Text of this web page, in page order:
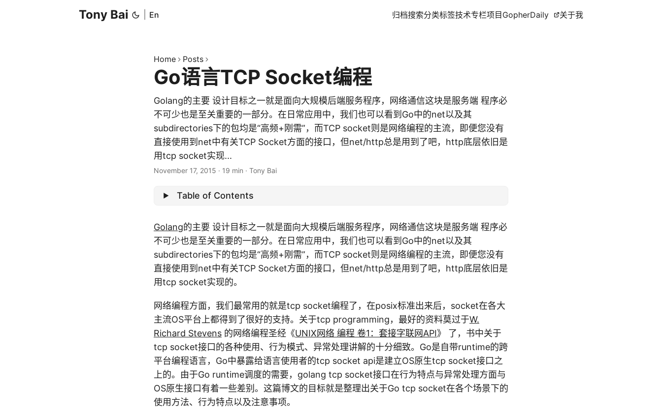
Tony Bai En 归档搜索分类标签技术专栏项目 GopherDaily 关于我
Home Posts
Go语言TCP Socket编程
Golang的主要 设计目标之一就是面向大规模后端服务程序，网络通信这块是服务端 程序必
不可少也是至关重要的一部分。在日常应用中，我们也可以看到Go中的net以及其
subdirectories下的包均是“高频+刚需”，而TCP socket则是网络编程的主流，即便您没有
直接使用到net中有关TCP Socket方面的接口，但net/http总是用到了吧，http底层依旧是
用tcp socket实现...
November 17, 2015 · 19 min · Tony Bai
Table of Contents
Golang的主要 设计目标之一就是面向大规模后端服务程序，网络通信这块是服务端 程序必
不可少也是至关重要的一部分。在日常应用中，我们也可以看到Go中的net以及其
subdirectories下的包均是“高频+刚需”，而TCP socket则是网络编程的主流，即便您没有
直接使用到net中有关TCP Socket方面的接口，但net/http总是用到了吧，http底层依旧是
用tcp socket实现的。
网络编程方面，我们最常用的就是tcp socket编程了，在posix标准出来后，socket在各大
主流OS平台上都得到了很好的支持。关于tcp programming，最好的资料莫过于W.
Richard Stevens 的网络编程圣经《UNIX网络 编程 卷1：套接字联网API》 了，书中关于
tcp socket接口的各种使用、行为模式、异常处理讲解的十分细致。Go是自带runtime的跨
平台编程语言，Go中暴露给语言使用者的tcp socket api是建立OS原生tcp socket接口之
上的。由于Go runtime调度的需要，golang tcp socket接口在行为特点与异常处理方面与
OS原生接口有着一些差别。这篇博文的目标就是整理出关于Go tcp socket在各个场景下的
使用方法、行为特点以及注意事项。